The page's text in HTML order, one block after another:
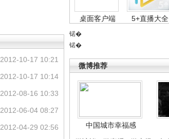
桌面客户端 5+直播大全
锘�
锘�
微博推荐
中国城市幸福感
2012-10-17 10:21
2012-10-17 10:14
2012-08-16 10:33
2012-06-04 08:27
2012-04-29 02:56